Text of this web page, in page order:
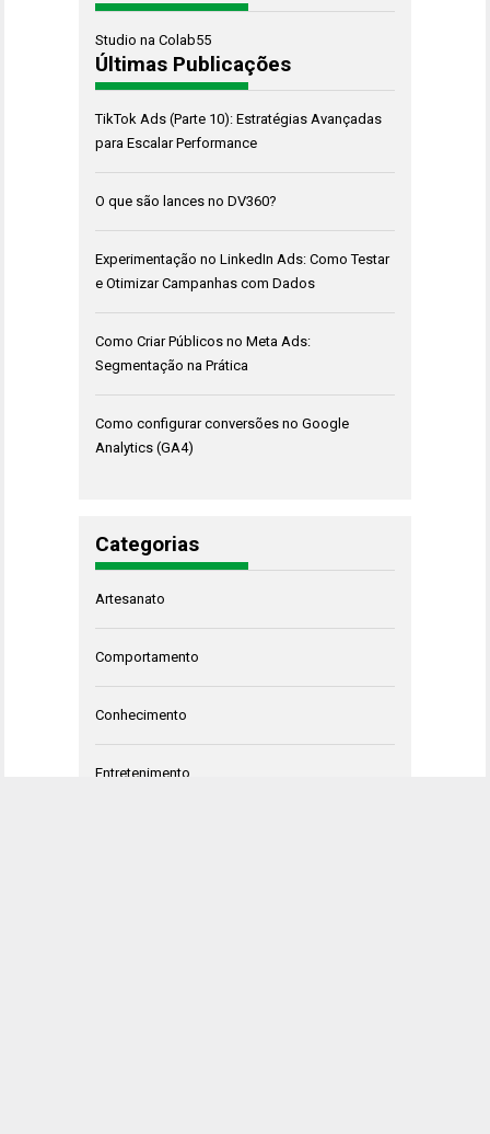
Studio na Colab55
Últimas Publicações
TikTok Ads (Parte 10): Estratégias Avançadas
para Escalar Performance
O que são lances no DV360?
Experimentação no LinkedIn Ads: Como Testar
e Otimizar Campanhas com Dados
Como Criar Públicos no Meta Ads:
Segmentação na Prática
Como configurar conversões no Google
Analytics (GA4)
Categorias
Artesanato
Comportamento
Conhecimento
Entretenimento